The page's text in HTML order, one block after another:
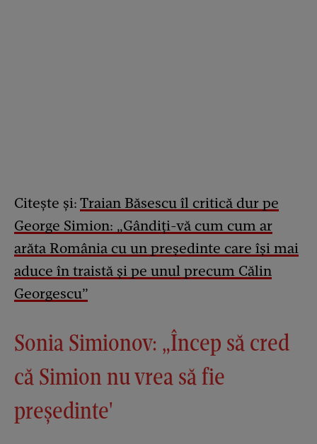
Citește și: Traian Băsescu îl critică dur pe
George Simion: „Gândiți-vă cum cum ar
arăta România cu un preşedinte care îşi mai
aduce în traistă şi pe unul precum Călin
Georgescu”
Sonia Simionov: „Încep să cred
că Simion nu vrea să fie
președinte'